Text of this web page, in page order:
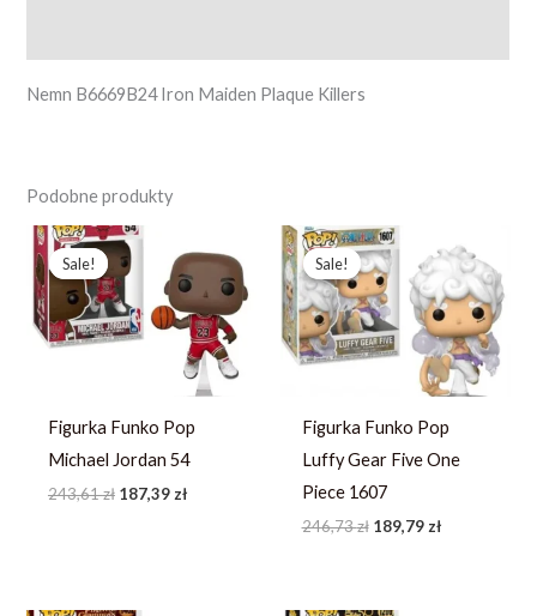
Nemn B6669B24 Iron Maiden Plaque Killers
Podobne produkty
Sale!
Sale!
Figurka Funko Pop
Michael Jordan 54
243,61zł
Pierwotna
cena
wynosiła:
243,61 zł.
187,39 zł
cena
wynosi:
187,39 zł.
Sale!
Sale!
Figurka Funko Pop
Luffy Gear Five One
Piece 1607
246,73zł
Pierwotna
cena
wynosiła:
246,73 zł.
189,79 zł
cena
wynosi:
189,79 zł.